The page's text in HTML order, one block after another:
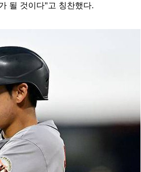
될 것이다"고 칭찬했다.